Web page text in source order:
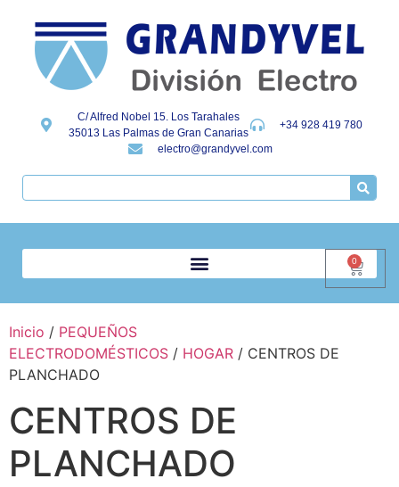
C/ Alfred Nobel 15. Los Tarahales
35013 Las Palmas de Gran Canarias
+34 928 419 780
electro@grandyvel.com
0
Inicio / PEQUEÑOS
ELECTRODOMÉSTICOS / HOGAR / CENTROS DE
PLANCHADO
CENTROS DE
PLANCHADO